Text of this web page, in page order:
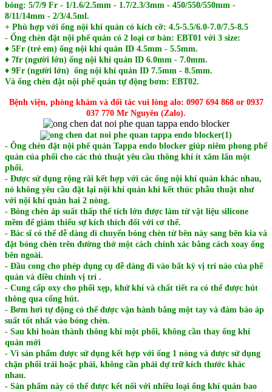
bóng: 5/7/9 Fr - 1/1.6/2.5mm - 1.7/2.3/3mm - 450/550/550mm -
8/11/14mm - 2/3/4.5ml.
+ Phù hợp với ống nội khí quản có kích cỡ: 4.5-5.5/6.0-7.0/7.5-8.5
- Ống chèn đặt nội phế quản có 2 loại cơ bản: EBT01 với 3 size:
♦ 5Fr (trẻ em) ống nội khí quản ID 4.5mm - 5.5mm.
♦ 7fr (người lớn) ống nội khí quản ID 6.0mm - 7.0mm.
♦ 9Fr (người lớn) ống nội khí quản ID 7.5mm - 8.5mm.
Và ống chèn đặt nội phế quản tự động bơm: EBT02.
Bệnh viện, phòng khám và đối tác vui lòng alo: 0907 694 868 or 0937
037 770 Mr Nguyên (Zalo).
- Ông chèn đặt nội phế quản Tappa endo blocker giúp niêm phong phế
quản của phổi cho các thủ thuật yêu cầu thông khí ít xâm lấn một
phổi.
- Được sử dụng rộng rãi kết hợp với các ống nội khí quản khác nhau,
nó không yêu cầu đặt lại nội khí quản khi kết thúc phẫu thuật như
với nội khí quản hai 2 nòng.
- Bóng chèn áp suất thấp thể tích lớn được làm từ vật liệu silicone
mềm để giảm thiểu sự kích thích đối với cơ thể.
- Bác sĩ có thể dễ dàng di chuyển bóng chèn từ bên này sang bên kia và
đặt bóng chèn trên đường thở một cách chính xác bằng cách xoay ống
bên ngoài.
- Đầu cong cho phép dụng cụ dễ dàng đi vào bất kỳ vị trí nào của phế
quản và điều chỉnh vị trí .
- Cung cấp oxy cho phổi xẹp, khử khí và chất tiết ra có thể được hút
thông qua cổng hút.
- Bơm hơi tự động có thể được vận hành bằng một tay và đảm bảo áp
suất tốt nhất vào bóng chèn.
- Sau khi hoàn thành thông khí một phổi, không cần thay ống khí
quản mới
- Vì sản phẩm được sử dụng kết hợp với ống 1 nòng và được sử dụng
chặn phổi trái hoặc phải, không cần phải dự trữ kích thước khác
nhau.
- Sản phẩm này có thể được kết nối với nhiều loại ống khí quản bao